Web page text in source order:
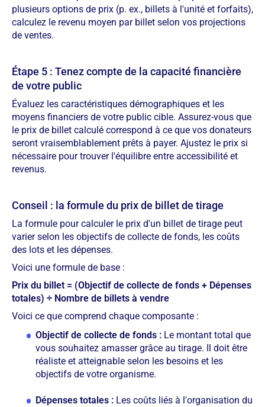
plusieurs options de prix (p. ex., billets à l'unité et forfaits),
calculez le revenu moyen par billet selon vos projections
de ventes.
Étape 5 : Tenez compte de la capacité financière
de votre public
Évaluez les caractéristiques démographiques et les
moyens financiers de votre public cible. Assurez-vous que
le prix de billet calculé correspond à ce que vos donateurs
seront vraisemblablement prêts à payer. Ajustez le prix si
nécessaire pour trouver l'équilibre entre accessibilité et
revenus.
Conseil : la formule du prix de billet de tirage
La formule pour calculer le prix d'un billet de tirage peut
varier selon les objectifs de collecte de fonds, les coûts
des lots et les dépenses.
Voici une formule de base :
Prix du billet = (Objectif de collecte de fonds + Dépenses
totales) ÷ Nombre de billets à vendre
Voici ce que comprend chaque composante :
Objectif de collecte de fonds : Le montant total que
vous souhaitez amasser grâce au tirage. Il doit être
réaliste et atteignable selon les besoins et les
objectifs de votre organisme.
Dépenses totales : Les coûts liés à l'organisation du